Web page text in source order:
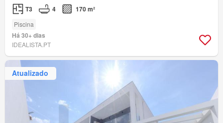
T3 4 170 m²
Piscina
Há 30+ dias
IDEALISTA.PT
Atualizado